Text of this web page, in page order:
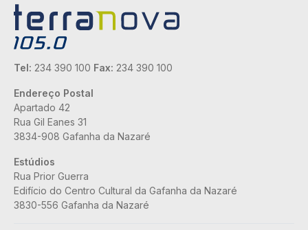
Tel: 234 390 100 Fax: 234 390 100
Endereço Postal
Apartado 42
Rua Gil Eanes 31
3834-908 Gafanha da Nazaré
Estúdios
Rua Prior Guerra
Edifício do Centro Cultural da Gafanha da Nazaré
3830-556 Gafanha da Nazaré